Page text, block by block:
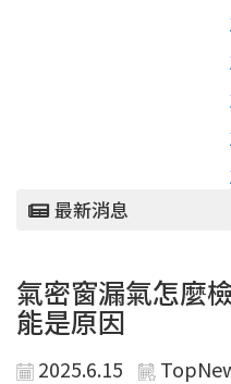
最新消息
氣密窗漏氣怎麼
能是原因
2025.6.15